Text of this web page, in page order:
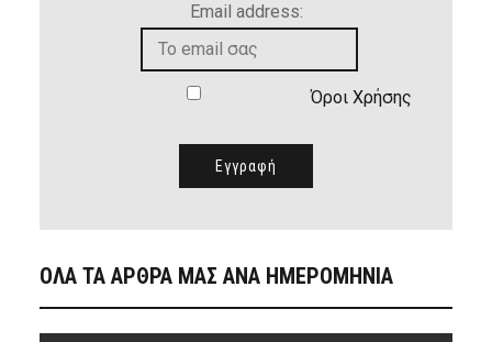
Email address:
Όροι Χρήσης
ΟΛΑ ΤΑ ΑΡΘΡΑ ΜΑΣ ΑΝΑ ΗΜΕΡΟΜΗΝΙΑ